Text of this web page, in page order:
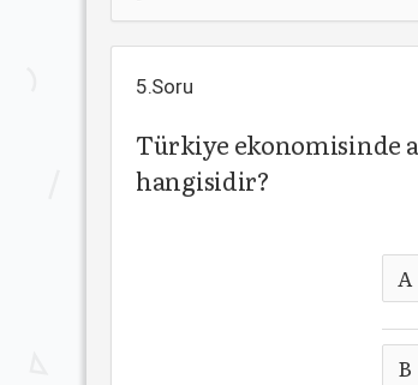
5.Soru
Türkiye ekonomisinde
hangisidir?
A
B